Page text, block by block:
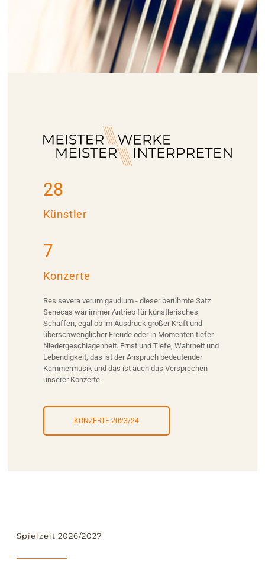
28
Künstler
7
Konzerte
Res severa verum gaudium - dieser berühmte Satz
Senecas war immer Antrieb für künstlerisches
Schaffen, egal ob im Ausdruck großer Kraft und
überschwenglicher Freude oder in Momenten tiefer
Niedergeschlagenheit. Ernst und Tiefe, Wahrheit und
Lebendigkeit, das ist der Anspruch bedeutender
Kammermusik und das ist auch das Versprechen
unserer Konzerte.
KONZERTE 2023/24
Spielzeit 2026/2027